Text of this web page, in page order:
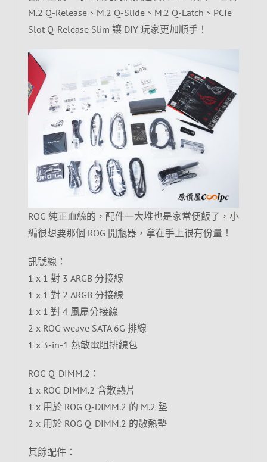
M.2 Q-Release、M.2 Q-Slide、M.2 Q-Latch、PCIe
Slot Q-Release Slim 讓 DIY 玩家更加順手！
ROG 純正血統的，配件一大堆也是家常便飯了，小
編很想要那個 ROG 開瓶器，拿在手上很有份量！
訊號線：
1 x 1 對 3 ARGB 分接線
1 x 1 對 2 ARGB 分接線
1 x 1 對 4 風扇分接線
2 x ROG weave SATA 6G 排線
1 x 3-in-1 熱敏電阻排線包
ROG Q-DIMM.2：
1 x ROG DIMM.2 含散熱片
1 x 用於 ROG Q-DIMM.2 的 M.2 墊
2 x 用於 ROG Q-DIMM.2 的散熱墊
其餘配件：